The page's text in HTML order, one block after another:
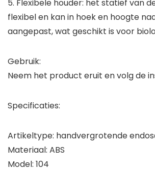
5. Flexibele houder: het statief van
flexibel en kan in hoek en hoogte
aangepast, wat geschikt is voor
Gebruik:
Neem het product eruit en volg de
Specificaties:
Artikeltype: handvergrotende
Materiaal: ABS
Model: 104